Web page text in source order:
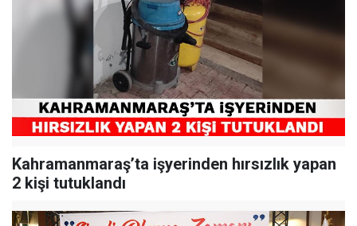
Kahramanmaraş’ta işyerinden hırsızlık yapan
2 kişi tutuklandı